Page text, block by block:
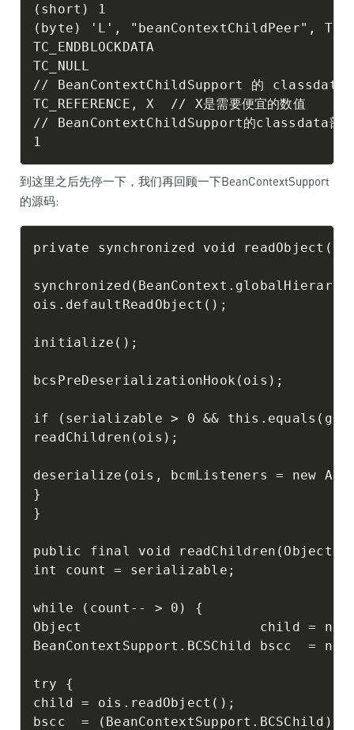
(short) 1
(byte) 'L', "beanContextChildPeer",
TC_ENDBLOCKDATA
TC_NULL
// BeanContextChildSupport 的 classdata
TC_REFERENCE, X  // X是需要便宜的数值
// BeanContextChildSupport的classdata部
到这里之后先停一下，我们再回顾一下BeanContextSupport
的源码:
private synchronized void
ois.defaultReadObject();
initialize();
bcsPreDeserializationHook(ois);
if (serializable > 0 &&
readChildren(ois);
deserialize(ois, bcmListeners = new
}
}
public final void
int count = serializable;
while (count-- > 0) {
Object                      child =
BeanContextSupport.BCSChild bscc  =
try {
child = ois.readObject();
bscc  =